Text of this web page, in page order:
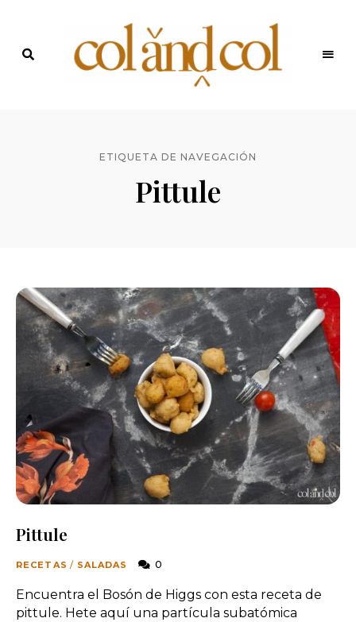
ColandCol
ETIQUETA DE NAVEGACIÓN
Pittule
Pittule
RECETAS / SALADAS 0
Encuentra el Bosón de Higgs con esta receta de
pittule. Hete aquí una partícula subatómica